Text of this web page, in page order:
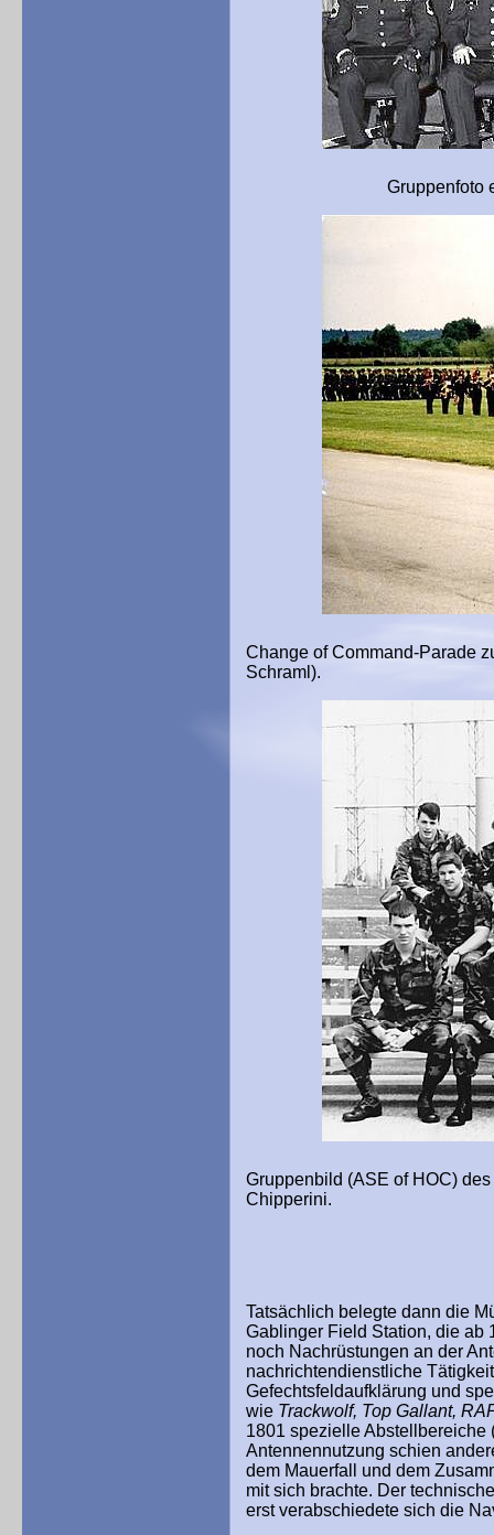
Gruppenfoto eines
Change of Command-Parade
Schraml).
Gruppenbild (ASE of HOC)
Chipperini.
Tatsächlich belegte dann die
Gablinger Field Station, die ab
noch Nachrüstungen an der
nachrichtendienstliche
Gefechtsfeldaufklärung und
wie Trackwolf, Top Gallant,
1801 spezielle Abstellbereiche
Antennennutzung schien
dem Mauerfall und dem
mit sich brachte. Der
erst verabschiedete sich die